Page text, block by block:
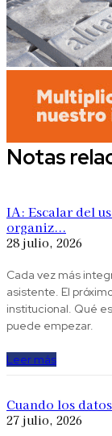
Notas
IA: Escalar del
organiz...
28 julio, 2026
Cada vez más
asistente. El
institucional. Qué
puede empezar.
Leer más
Cuando los
27 julio, 2026